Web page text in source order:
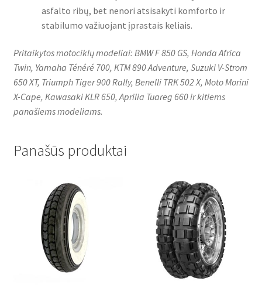
asfalto ribų, bet nenori atsisakyti komforto ir
stabilumo važiuojant įprastais keliais.
Pritaikytos motociklų modeliai: BMW F 850 GS, Honda Africa
Twin, Yamaha Ténéré 700, KTM 890 Adventure, Suzuki V-Strom
650 XT, Triumph Tiger 900 Rally, Benelli TRK 502 X, Moto Morini
X-Cape, Kawasaki KLR 650, Aprilia Tuareg 660 ir kitiems
panašiems modeliams.
Panašūs produktai